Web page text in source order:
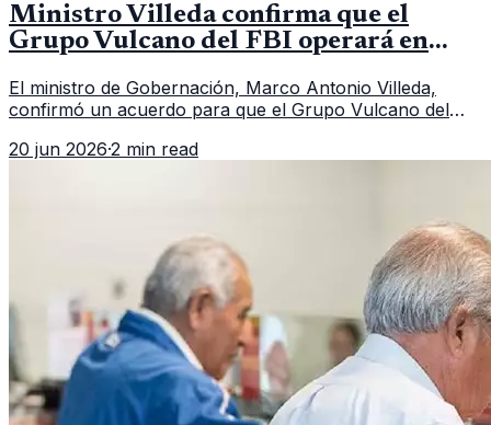
Ministro Villeda confirma que el
Grupo Vulcano del FBI operará en
El ministro de Gobernación, Marco Antonio Villeda,
confirmó un acuerdo para que el Grupo Vulcano del
fallido con la administración anterior del Ministerio
20 jun 2026·2 min read